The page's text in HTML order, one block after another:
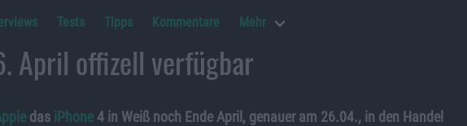
Tests Tipps Kommentare Mehr
April offizell verfügbar
das iPhone 4 in Weiß noch Ende April, genauer am 26.04., in den Handel